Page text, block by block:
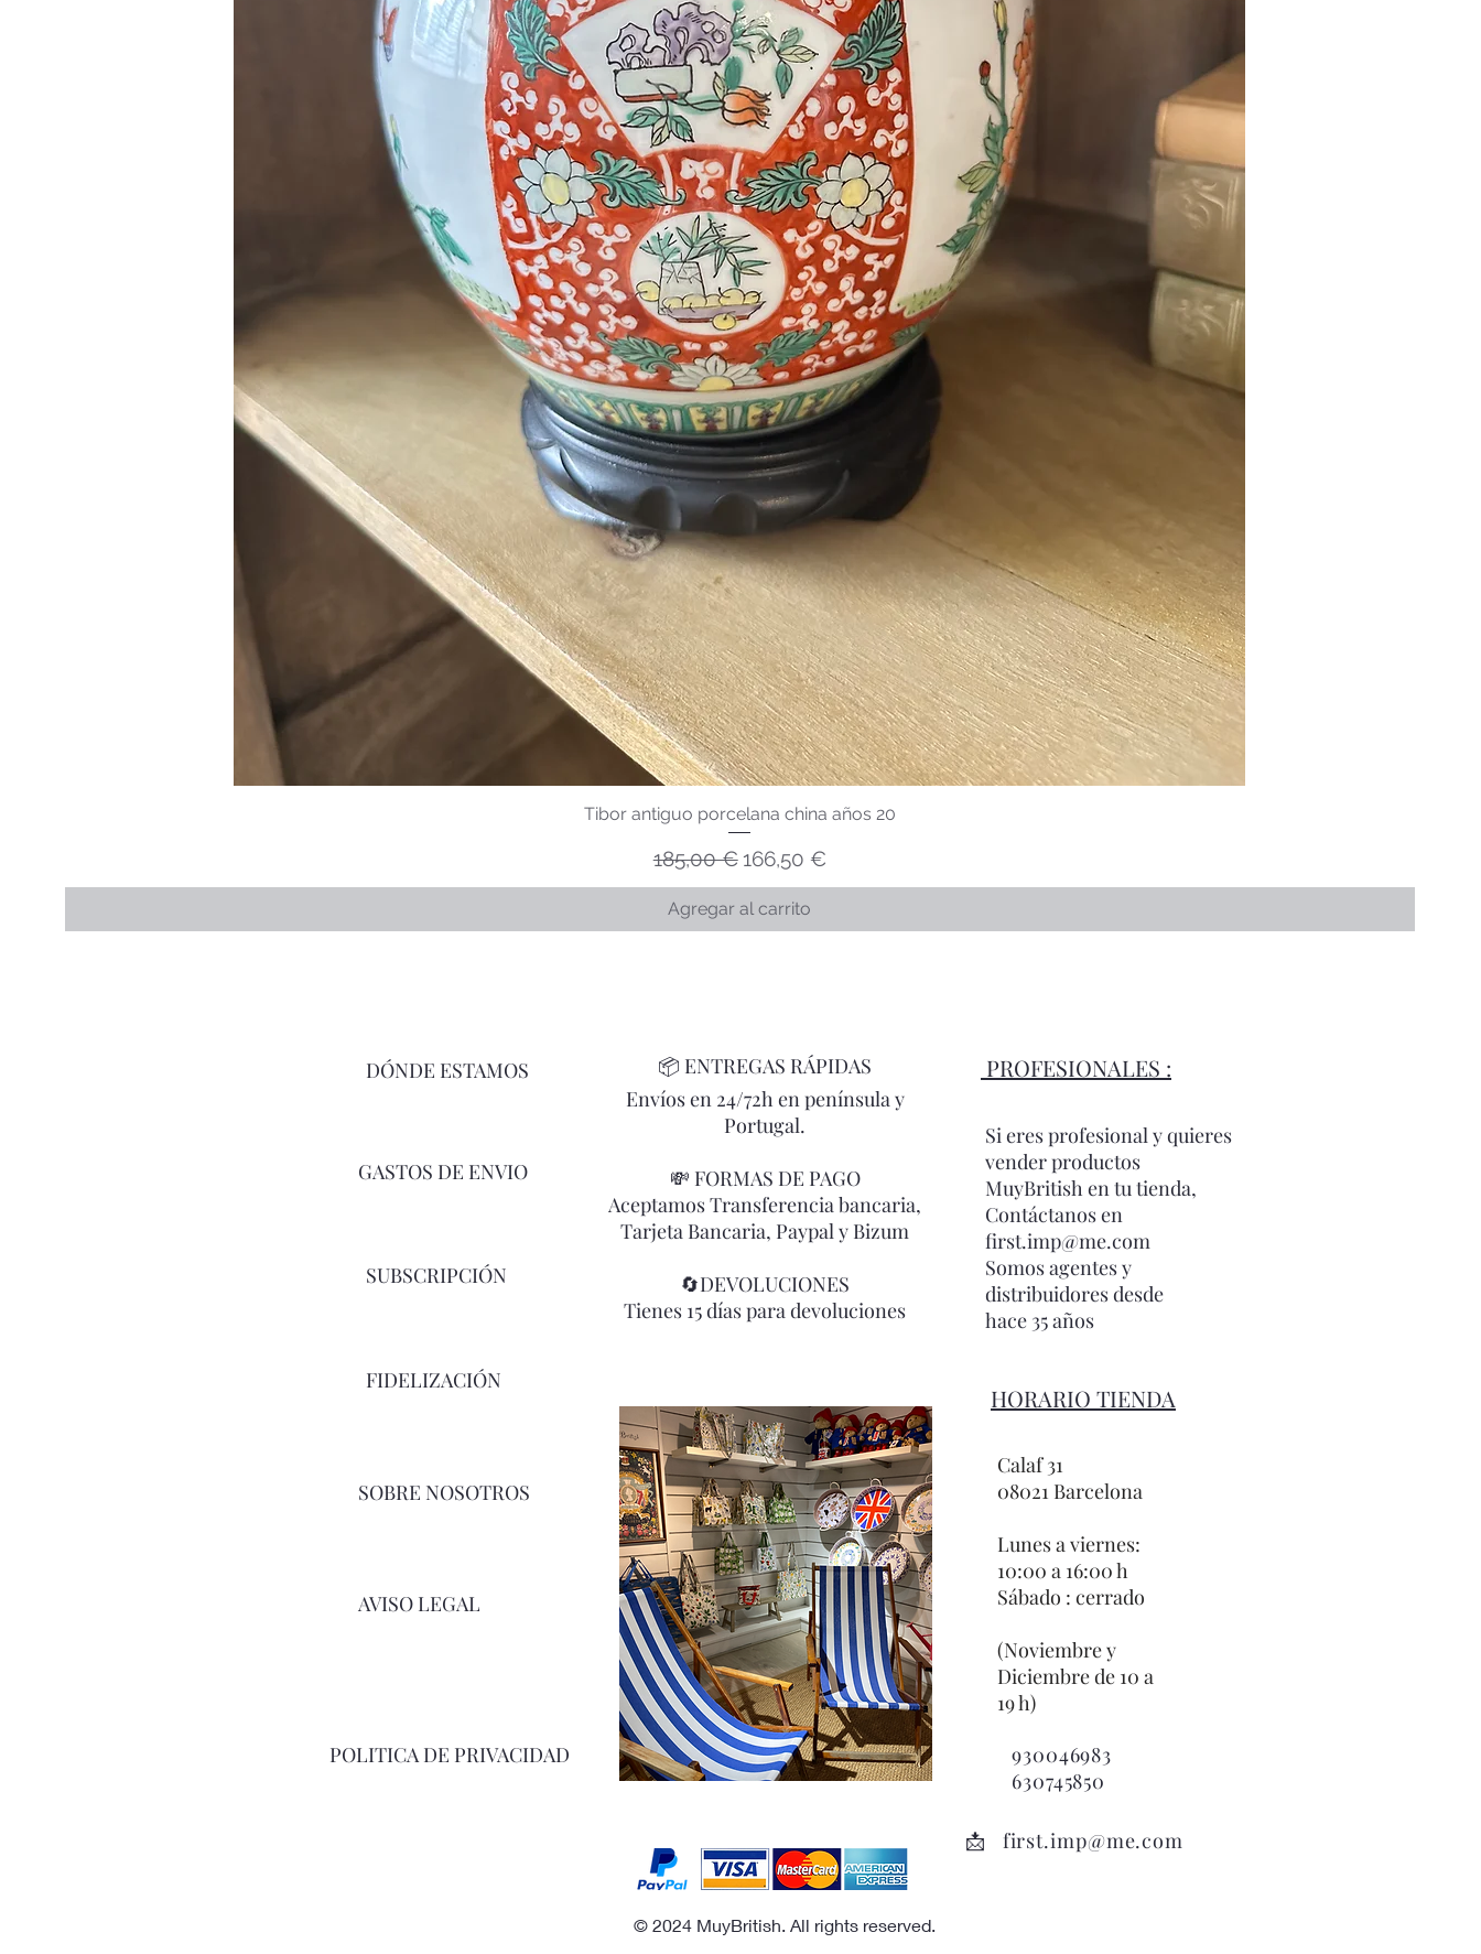
Tibor antiguo porcelana china años 20
Precio
185,00 € Precio de oferta
166,50 €
Agregar al carrito
DÓNDE ESTAMOS
GASTOS DE ENVIO
SUBSCRIPCIÓN
📦 ENTREGAS RÁPIDAS
Envíos en 24/72h en península y
Portugal.
💸 FORMAS DE PAGO
Aceptamos Transferencia bancaria,
Tarjeta Bancaria, Paypal y Bizum
🔄DEVOLUCIONES
Tienes 15 días para devoluciones
PROFESIONALES :
Si eres profesional y quieres
vender productos
MuyBritish en tu tienda,
Contáctanos en
first.imp@me.com
Somos agentes y
distribuidores desde
hace 35 años
FIDELIZACIÓN
SOBRE NOSOTROS
AVISO LEGAL
POLITICA DE PRIVACIDAD
HORARIO TIENDA
Calaf 31
08021 Barcelona
Lunes a viernes:
10:00 a 16:00 h
Sábado : cerrado
(Noviembre y
Diciembre de 10 a
19 h)
930046983
630745850
📩 first.imp@me.com
© 2024 MuyBritish. All rights reserved.